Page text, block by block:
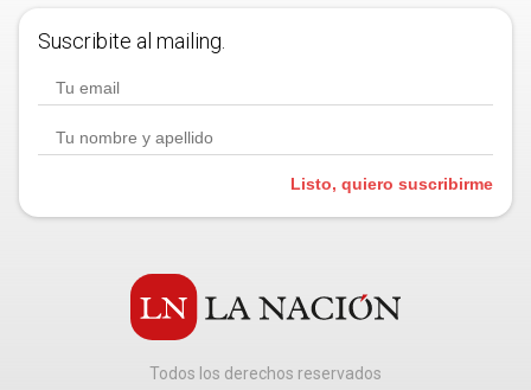
Suscribite al mailing.
Listo, quiero suscribirme
Todos los derechos reservados